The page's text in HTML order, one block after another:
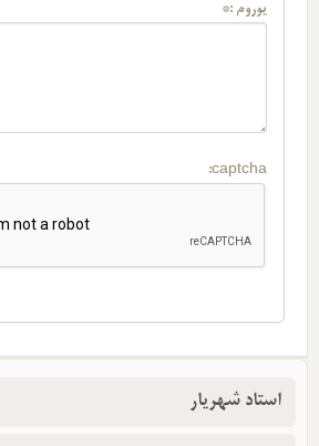
یوروم :*
captcha:
استاد شهریار